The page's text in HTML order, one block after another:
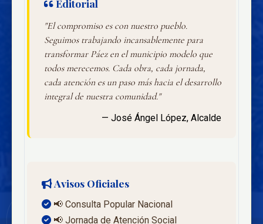
Editorial
"El compromiso es con nuestro pueblo.
Seguimos trabajando incansablemente para
transformar Páez en el municipio modelo que
todos merecemos. Cada obra, cada jornada,
cada atención es un paso más hacia el desarrollo
integral de nuestra comunidad."
— José Ángel López, Alcalde
Avisos Oficiales
📢 Consulta Popular Nacional
📢 Jornada de Atención Social